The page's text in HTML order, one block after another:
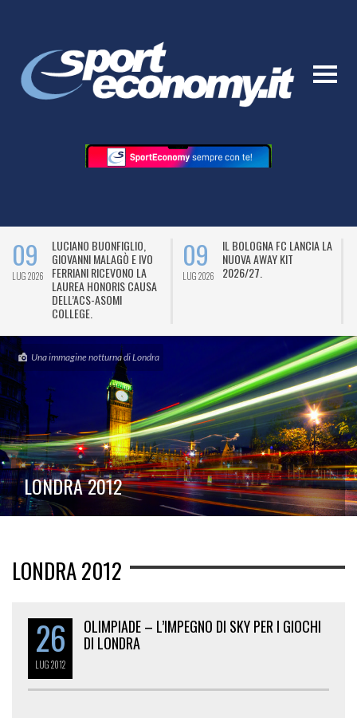
09
LUG 2026
LUCIANO BUONFIGLIO,
GIOVANNI MALAGÒ E IVO
FERRIANI RICEVONO LA
LAUREA HONORIS CAUSA
DELL’ACS-ASOMI
COLLEGE.
09
LUG 2026
IL BOLOGNA FC LANCIA LA
NUOVA AWAY KIT
2026/27.
Una immagine notturna di Londra
LONDRA 2012
LONDRA 2012
26
LUG2012
OLIMPIADE – L’IMPEGNO DI SKY PER I GIOCHI
DI LONDRA